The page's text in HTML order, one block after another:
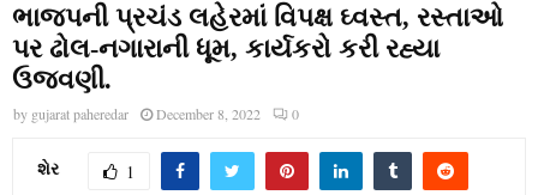
ભાજપની પ્રચંડ લહેરમાં વિપક્ષ ઘ્વસ્ત, રસ્તાઓ
પર ઢોલ-નગારાની ધૂમ, કાર્યકરો કરી રહ્યા
ઉજવણી.
by gujarat paheredar December 8, 2022 0
શેર 1